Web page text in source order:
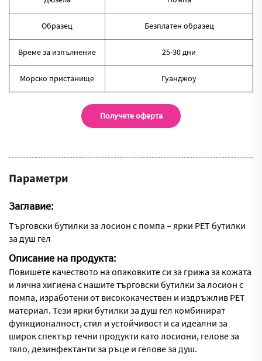
Образец Безплатен образец
Време за изпълнение 25-30 дни
Морско пристанище Гуанджоу
Получете оферта
Параметри
Заглавие:
Търговски бутилки за лосион с помпа – ярки PET бутилки
за душ гел
Описание на продукта:
Повишете качеството на опаковките си за грижа за кожата
и лична хигиена с нашите търговски бутилки за лосион с
помпа, изработени от висококачествен и издръжлив PET
материал. Тези ярки бутилки за душ гел комбинират
функционалност, стил и устойчивост и са идеални за
широк спектър течни продукти като лосиони, гелове за
тяло, дезинфектанти за ръце и гелове за душ.